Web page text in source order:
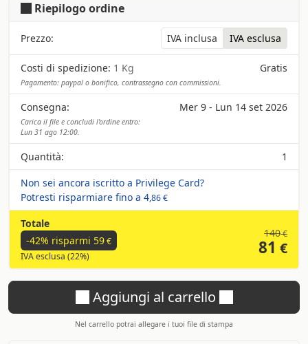
Riepilogo ordine
Prezzo: IVA inclusa IVA esclusa
Costi di spedizione: 1 Kg Gratis
Pagamento: paypal o bonifico, contrassegno con commissioni.
Consegna: Mer 9 - Lun 14 set 2026
Carica il file e concludi l'ordine entro:
Lun 31 ago 12:00.
Quantità:
1
Non sei ancora iscritto a Privilege Card?
Potresti risparmiare fino a 4,86 €
Totale
-42% risparmi 59€
IVA esclusa (22%)
140€
81 €
Aggiungi al carrello
Nel carrello potrai allegare i tuoi file di stampa